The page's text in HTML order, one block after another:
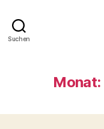
Suchen
Monat: